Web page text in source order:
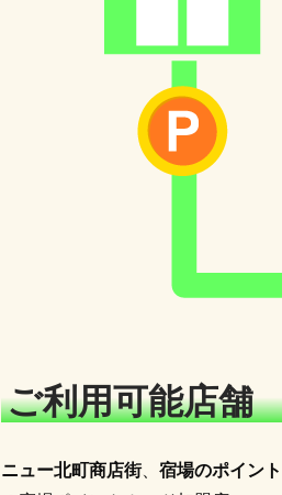
ご利用可能店舗
ニュー北町商店街、 宿場のポイン